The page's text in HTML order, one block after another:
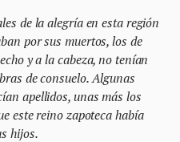
de la alegría en esta región
por sus muertos, los de
y a la cabeza, no tenían
de consuelo. Algunas
apellidos, unas más los
este reino zapoteca había
hijos.